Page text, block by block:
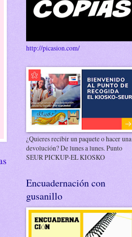
http://picasion.com/
¿Quieres recibir un paquete o hacer una
devolución? De lunes a lunes. Punto
SEUR PICKUP-EL KIOSKO
Encuadernación con
gusanillo